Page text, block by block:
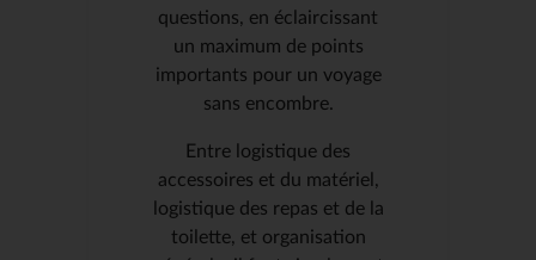
questions, en éclaircissant
un maximum de points
importants pour un voyage
sans encombre.
Entre logistique des
accessoires et du matériel,
logistique des repas et de la
toilette, et organisation